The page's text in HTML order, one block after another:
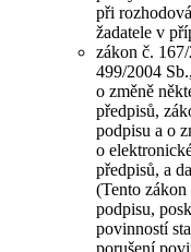
při
žadatele v
zákon č.
499/2004
o změně
předpisů,
podpisu a o
o
předpisů, a
(Tento
podpisu,
povinností